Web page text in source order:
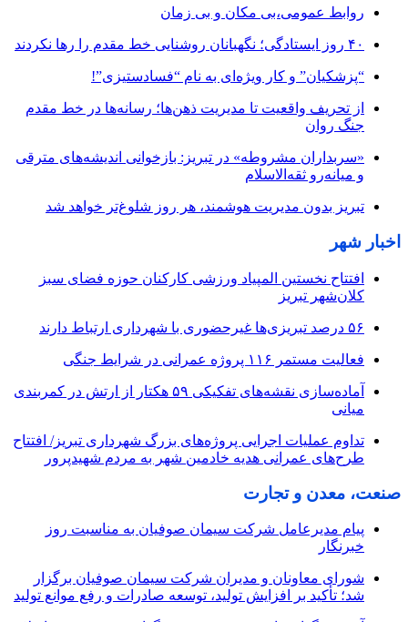
روابط عمومی،بی مکان و بی زمان
۴۰ روز ایستادگی؛ نگهبانان روشنایی خط مقدم را رها نکردند
“پزشکیان” و کار ویژه‌ای به نام “فسادستیزی”!
از تحریف واقعیت تا مدیریت ذهن‌ها؛ رسانه‌ها در خط مقدم
جنگ روان
«سربداران مشروطه» در تبریز: بازخوانی اندیشه‌های مترقی
و میانه‌رو ثقه‌الاسلام
تبریز بدون مدیریت هوشمند، هر روز شلوغ‌تر خواهد شد
اخبار شهر
افتتاح نخستین المپیاد ورزشی کارکنان حوزه فضای سبز
کلان‌شهر تبریز
۵۶ درصد تبریزی‌ها غیرحضوری با شهرداری ارتباط دارند
فعالیت مستمر ۱۱۶ پروژه عمرانی در شرایط جنگی
آماده‌سازی نقشه‌های تفکیکی ۵۹ هکتار از ارتش در کمربندی
میانی
تداوم عملیات اجرایی پروژه‌های بزرگ شهرداری تبریز/ افتتاح
طرح‌های عمرانی هدیه خادمین شهر به مردم شهیدپرور
صنعت، معدن و تجارت
پیام مدیرعامل شرکت سیمان صوفیان به مناسبت روز
خبرنگار
شورای معاونان و مدیران شرکت سیمان صوفیان برگزار
شد؛ تأکید بر افزایش تولید، توسعه صادرات و رفع موانع تولید